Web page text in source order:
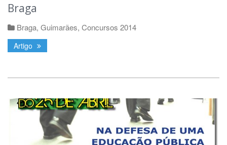
Braga
Braga, Guimarães, Concursos 2014
Artigo